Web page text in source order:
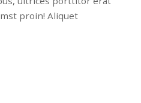
proin! Aliquet